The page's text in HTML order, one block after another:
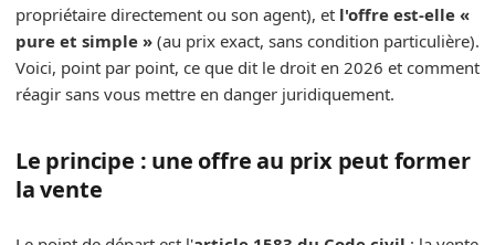
propriétaire directement ou son agent), et l'offre est-elle «
pure et simple » (au prix exact, sans condition particulière).
Voici, point par point, ce que dit le droit en 2026 et comment
réagir sans vous mettre en danger juridiquement.
Le principe : une offre au prix peut former
la vente